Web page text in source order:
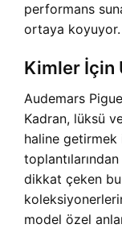
performans
ortaya koyuyor.
Kimler İçin
Audemars
Kadran, lüksü
haline getirmek
dikkat çeken
model özel